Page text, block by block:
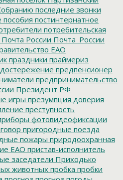
последние звонки
пособия постинтернатное
потребительская
Почта России Почта_России
ЕАО
праздники праймериз
предпенсионер
предпринимательство
Президент РФ
игры презумпция доверия
преступность
фотовидеофиксации
пригородные поезда
пожары природоохранная
ЕАО пристав-исполнитель
заседатели Приходько
животных пробка пробки